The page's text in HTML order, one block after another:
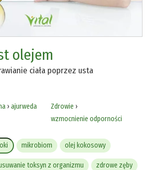
olejem
ciała poprzez usta
› ajurweda Zdrowie ›
wzmocnienie odporności
mikrobiom olej kokosowy
toksyn z organizmu zdrowe zęby